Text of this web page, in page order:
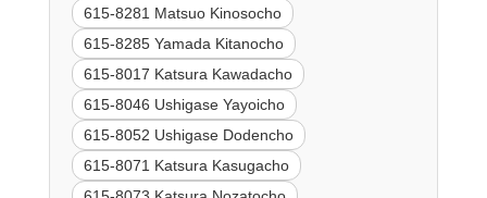
615-8281 Matsuo Kinosocho
615-8285 Yamada Kitanocho
615-8017 Katsura Kawadacho
615-8046 Ushigase Yayoicho
615-8052 Ushigase Dodencho
615-8071 Katsura Kasugacho